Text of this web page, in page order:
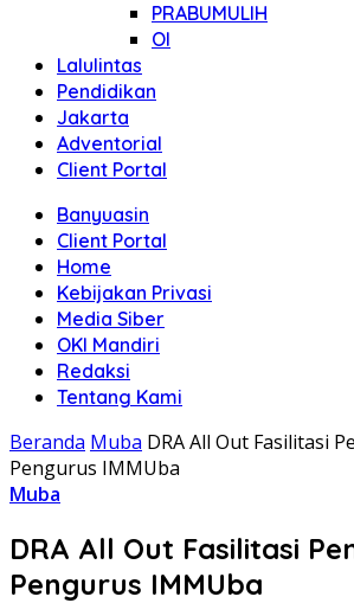
PRABUMULIH
OI
Lalulintas
Pendidikan
Jakarta
Adventorial
Client Portal
Banyuasin
Client Portal
Home
Kebijakan Privasi
Media Siber
OKI Mandiri
Redaksi
Tentang Kami
Beranda Muba DRA All Out Fasilitasi
Pengurus IMMUba
Muba
DRA All Out Fasilitasi
Pengurus IMMUba